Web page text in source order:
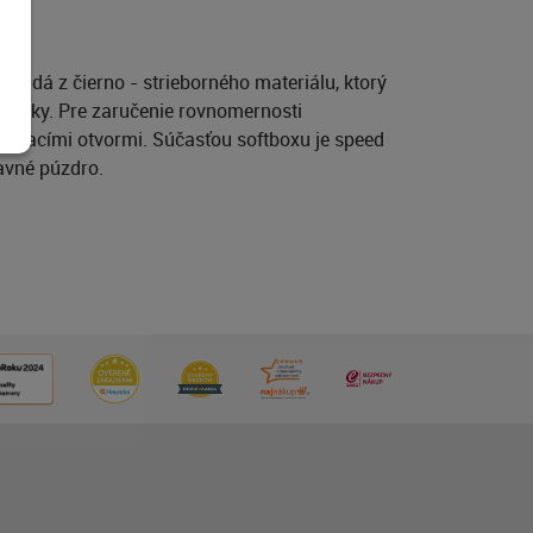
z čierno - strieborného materiálu, ktorý
Pre zaručenie rovnomernosti
otvormi. Súčasťou softboxu je speed
púzdro.